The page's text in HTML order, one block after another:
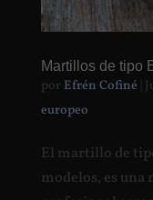
Martillos de tipo
por Efrén Cofiné
europeo
El martillo de
modelos, es una